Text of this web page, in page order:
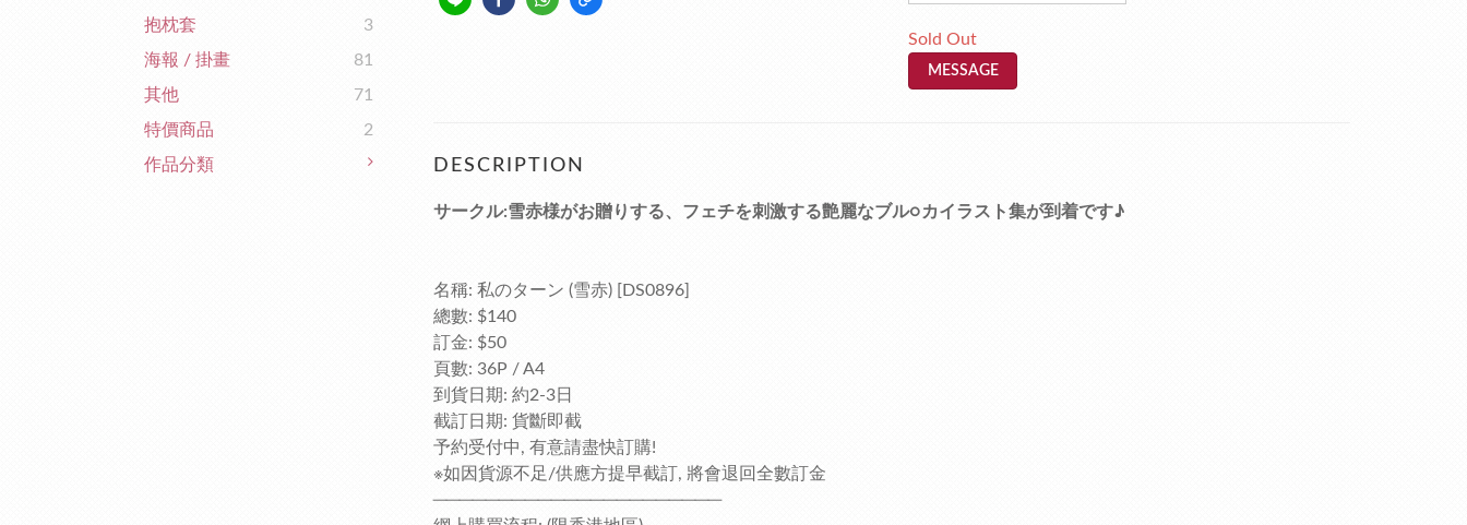
抱枕套
3
海報 / 掛畫
81
其他
71
特價商品
2
作品分類
Sold Out
MESSAGE
DESCRIPTION
サークル:雪赤様がお贈りする、フェチを刺激する艶麗なブル○カイラスト集が到着です♪
名稱: 私のターン (雪赤) [DS0896]
總數: $140
訂金: $50
頁數: 36P / A4
到貨日期: 約2-3日
截訂日期: 貨斷即截
予約受付中, 有意請盡快訂購!
※如因貨源不足/供應方提早截訂, 將會退回全數訂金
──────────────────────